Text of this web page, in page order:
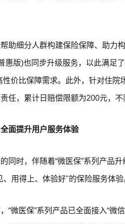
助细分人群构建保险保障、助力
惠版)也同步升级服务，以此满足
性价比保障需求。此外，针对住院
任，累计日赔偿限额为200元，不
面提升用户服务体验
同时，伴随着“微医保”系列产品
用得上、体验好"的保险服务体验
“微医保”系列产品已全面接入“微